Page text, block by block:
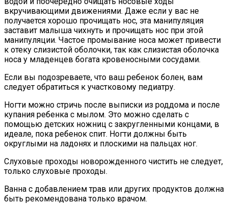
вкручивающими движениями. Даже если у вас не
получается хорошо прочищать нос, эта манипуляция
заставит малыша чихнуть и прочищать нос при этой
манипуляции. Частое промывание носа может привести
к отеку слизистой оболочки, так как слизистая оболочка
носа у младенцев богата кровеносными сосудами.
Если вы подозреваете, что ваш ребенок болен, вам
следует обратиться к участковому педиатру.
Ногти можно стричь после выписки из роддома и после
купания ребенка с мылом. Это можно сделать с
помощью детских ножниц с закругленными концами, в
идеале, пока ребенок спит. Ногти должны быть
округлыми на ладонях и плоскими на пальцах ног.
Слуховые проходы новорожденного чистить не следует,
только слуховые проходы.
Ванна с добавлением трав или других продуктов должна
быть рекомендована только врачом.